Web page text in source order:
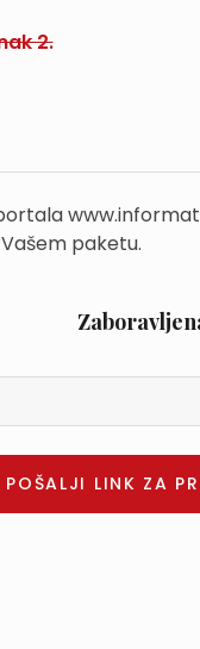
2.
paketu.